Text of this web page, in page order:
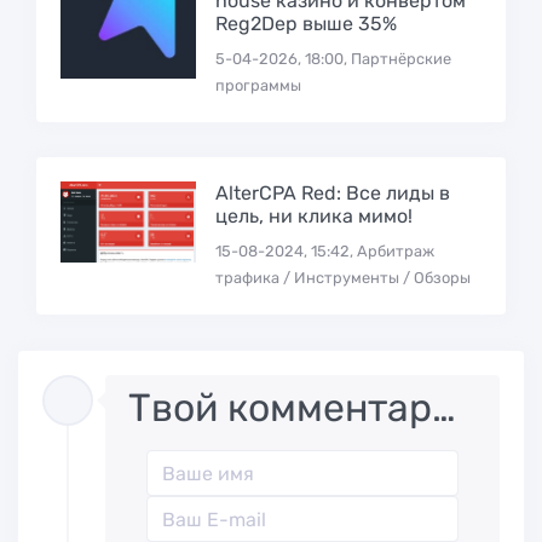
Reg2Dep выше 35%
5-04-2026, 18:00, Партнёрские
программы
AlterCPA Red: Все лиды в
цель, ни клика мимо!
15-08-2024, 15:42, Арбитраж
трафика / Инструменты / Обзоры
Твой комментарий..